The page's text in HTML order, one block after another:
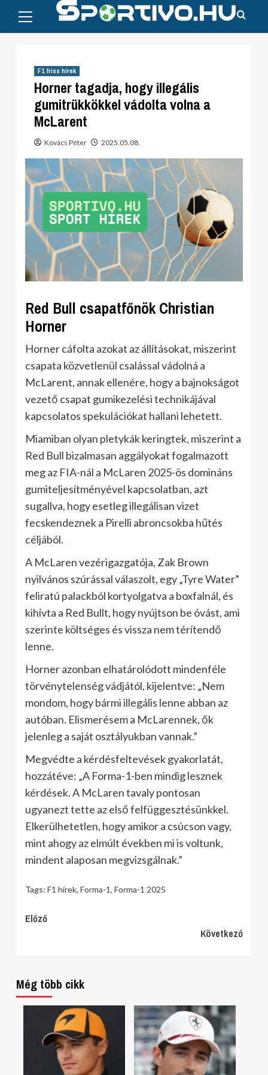
content
Menu
F1 friss hírek
Horner tagadja, hogy illegális
gumitrükkökkel vádolta volna a
McLarent
Kovács Péter 2025.05.08.
Red Bull csapatfőnök Christian
Horner
Horner cáfolta azokat az állításokat, miszerint
csapata közvetlenül csalással vádolná a
McLarent, annak ellenére, hogy a bajnokságot
vezető csapat gumikezelési technikájával
kapcsolatos spekulációkat hallani lehetett.
Miamiban olyan pletykák keringtek, miszerint a
Red Bull bizalmasan aggályokat fogalmazott
meg az FIA-nál a McLaren 2025-ös domináns
gumiteljesítményével kapcsolatban, azt
sugallva, hogy esetleg illegálisan vizet
fecskendeznek a Pirelli abroncsokba hűtés
céljából.
A McLaren vezérigazgatója, Zak Brown
nyilvános szúrással válaszolt, egy „Tyre Water”
feliratú palackból kortyolgatva a boxfalnál, és
kihívta a Red Bullt, hogy nyújtson be óvást, ami
szerinte költséges és vissza nem térítendő
lenne.
Horner azonban elhatárolódott mindenféle
törvénytelenség vádjától, kijelentve: „Nem
mondom, hogy bármi illegális lenne abban az
autóban. Elismerésem a McLarennek, ők
jelenleg a saját osztályukban vannak.”
Megvédte a kérdésfeltevések gyakorlatát,
hozzátéve: „A Forma-1-ben mindig lesznek
kérdések. A McLaren tavaly pontosan
ugyanezt tette az első felfüggesztésünkkel.
Elkerülhetetlen, hogy amikor a csúcson vagy,
mint ahogy az elmúlt években mi is voltunk,
mindent alaposan megvizsgálnak.”
Tags: F1 hírek, Forma-1, Forma-1 2025
Continue
Előző
Következő
Még több cikk